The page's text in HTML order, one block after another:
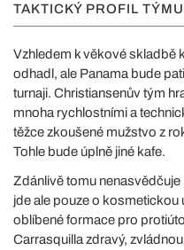
TAKTICKÝ PROFIL TÝMU
Vzhledem k věkové skladbě
odhadl, ale Panama bude
turnaji. Christiansenův tým
mnoha rychlostními a
těžce zkoušené mužstvo z
Tohle bude úplně jiné kafe.
Zdánlivě tomu
jde ale pouze o
oblíbené formace pro
Carrasquilla zdravý,